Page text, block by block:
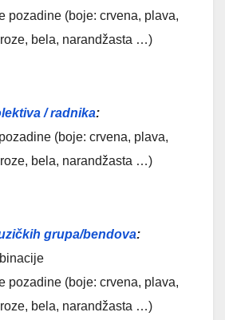
pozadine (boje: crvena, plava,
bela, narandžasta …)
/ radnika:
(boje: crvena, plava,
bela, narandžasta …)
grupa/bendova:
pozadine (boje: crvena, plava,
bela, narandžasta …)